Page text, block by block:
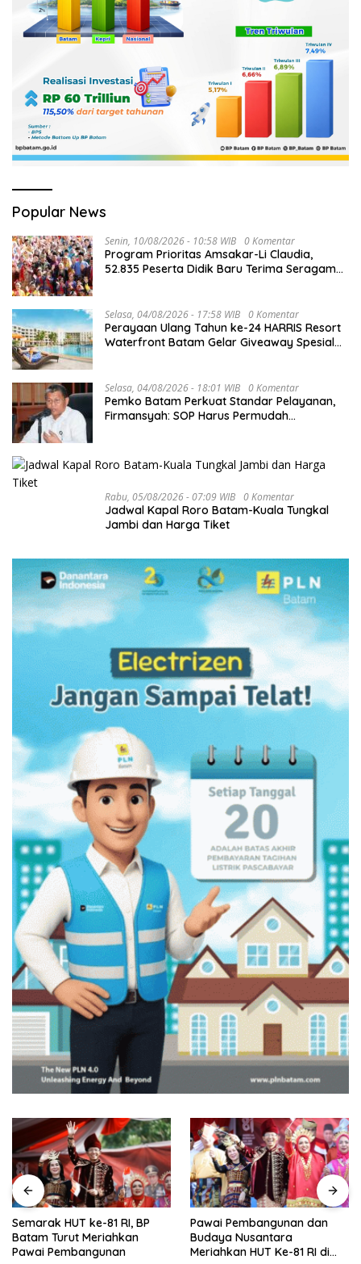
Popular News
Senin, 10/08/2026 - 10:58 WIB 0 Komentar
Program Prioritas Amsakar-Li Claudia,
52.835 Peserta Didik Baru Terima Seragam
Selasa, 04/08/2026 - 17:58 WIB 0 Komentar
Perayaan Ulang Tahun ke-24 HARRIS Resort
Waterfront Batam Gelar Giveaway Spesial
Selasa, 04/08/2026 - 18:01 WIB 0 Komentar
Pemko Batam Perkuat Standar Pelayanan,
Firmansyah: SOP Harus Permudah
Rabu, 05/08/2026 - 07:09 WIB 0 Komentar
Jadwal Kapal Roro Batam-Kuala Tungkal
Jambi dan Harga Tiket
Semarak HUT ke-81 RI, BP
Batam Turut Meriahkan
Pawai Pembangunan
Pawai Pembangunan dan
Budaya Nusantara
Meriahkan HUT Ke-81 RI di